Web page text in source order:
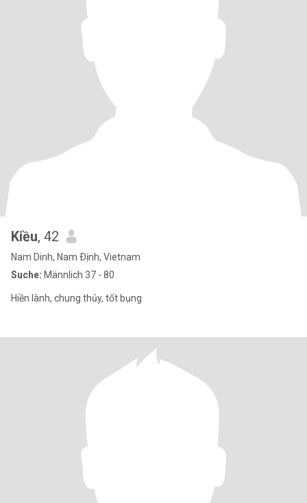
Kiều, 42
Nam Dinh, Nam Ðịnh, Vietnam
Suche: Männlich 37 - 80
Hiền lành, chung thủy, tốt bụng